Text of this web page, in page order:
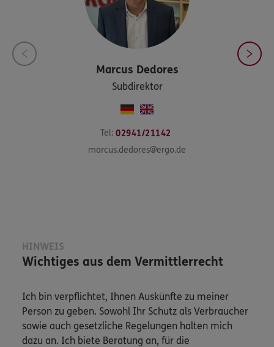
Marcus Dedores
Subdirektor
Tel: 02941/21142
marcus.dedores@ergo.de
HINWEIS
Wichtiges aus dem Vermittlerrecht
Ich bin verpflichtet, Ihnen Auskünfte zu meiner
Person zu geben. Sowohl Ihr Schutz als Verbraucher
sowie auch gesetzliche Regelungen halten mich
dazu an. Ich biete Beratung an, für die